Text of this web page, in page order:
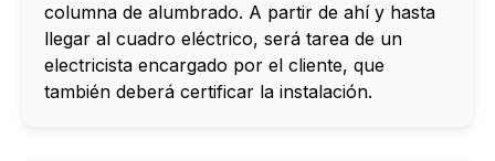
columna de alumbrado. A partir de ahí y hasta
llegar al cuadro eléctrico, será tarea de un
electricista encargado por el cliente, que
también deberá certificar la instalación.